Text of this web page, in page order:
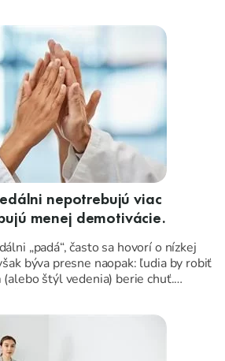
nepotrebujú viac
menej demotivácie.
„padá“, často sa hovorí o nízkej
býva presne naopak: ľudia by robiť
štýl vedenia) berie chuť.
aj v náročnej prevádzke.